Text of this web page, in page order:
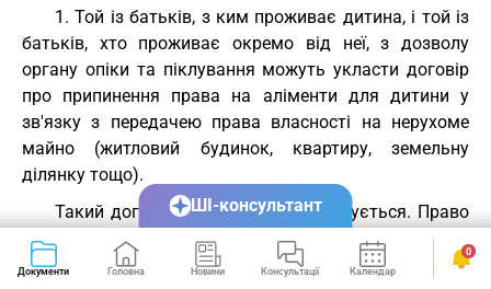
1. Той із батьків, з ким проживає дитина, і той із
батьків, хто проживає окремо від неї, з дозволу
органу опіки та піклування можуть укласти договір
про припинення права на аліменти для дитини у
зв'язку з передачею права власності на нерухоме
майно (житловий будинок, квартиру, земельну
ділянку тощо).
Такий договір нотаріально посвідчується. Право
власності на нерухоме майно за таким договором
виникає з моменту державної реєстрації цього права
Документи Головна Новини Консультації Календар Сервіси
0
ШІ-консультант